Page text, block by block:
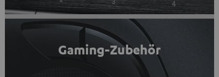
Gaming-Zubehör